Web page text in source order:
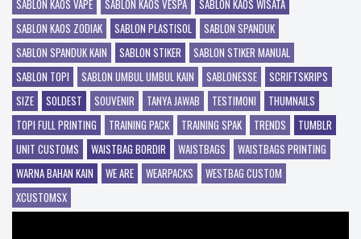
SABLON KAOS VAPE
SABLON KAOS VESPA
SABLON KAOS WISATA
SABLON KAOS ZODIAK
SABLON PLASTISOL
SABLON SPANDUK
SABLON SPANDUK KAIN
SABLON STIKER
SABLON STIKER MANUAL
SABLON TOPI
SABLON UMBUL UMBUL KAIN SABLONESSE
SCRIFTSKRIPS
SIZE
SOLDEST SOUVENIR TANYA JAWAB TESTIMONI
THUMNAILS
TOPI FULL PRINTING
TRAINING PACK TRAINING SPAK TRENDS
TUMBLR
UNIT CUSTOMS
WAISTBAG BORDIR WAISTBAGS
WAISTBAGS PRINTING
WARNA BAHAN KAIN
WE ARE WEARPACKS
WESTBAG CUSTOM
XCUSTOMSX